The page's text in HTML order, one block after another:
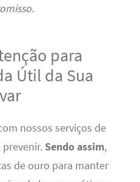
para
Útil da Sua
nossos serviços de
Sendo assim,
de ouro para manter